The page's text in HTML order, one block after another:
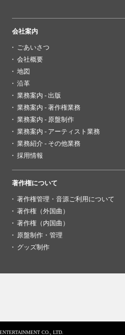
会社案内
ごあいさつ
会社概要
地図
沿革
業務案内 - 出版
業務案内 - 著作権業務
業務案内 - 原盤制作
業務案内 - アーティスト業務
業務紹介 - その他業務
採用情報
著作権について
著作権管理・音源ご利用について
著作権（外国曲）
著作権（内国曲）
原盤制作・管理
グッズ制作
CO., LTD.